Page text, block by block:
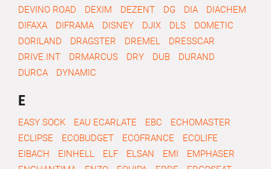
DEVINO ROAD
DEXIM DEZENT DG DIA
DIACHEM
DIFAXA
DIFRAMA DISNEY DJIX DLS
DOMETIC
DORILAND
DRAGSTER DREMEL
DRESSCAR
DRIVE.INT
DRMARCUS DRY DUB
DURAND
DURCA
DYNAMIC
E
EASY SOCK EAU ECARLATE EBC
ECHOMASTER
ECLIPSE
ECOBUDGET ECOFRANCE
ECOLIFE
EIBACH
EINHELL ELF ELSAN EMI
EMPHASER